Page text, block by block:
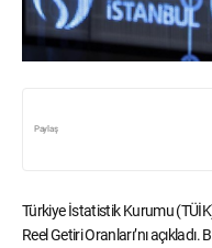
Paylaş
Türkiye İstatistik Kurumu
Reel Getiri Oranları’nı